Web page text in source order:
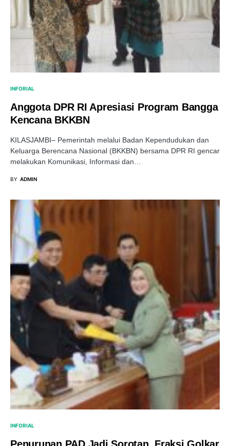
INFORIAL
Anggota DPR RI Apresiasi Program Bangga
Kencana BKKBN
KILASJAMBI– Pemerintah melalui Badan Kependudukan dan
Keluarga Berencana Nasional (BKKBN) bersama DPR RI gencar
melakukan Komunikasi, Informasi dan…
BY ADMIN
INFORIAL